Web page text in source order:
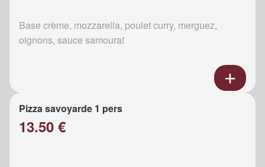
Base crème, mozzarella, poulet curry, merguez,
oignons, sauce samouraï
Pizza savoyarde 1 pers
13.50 €